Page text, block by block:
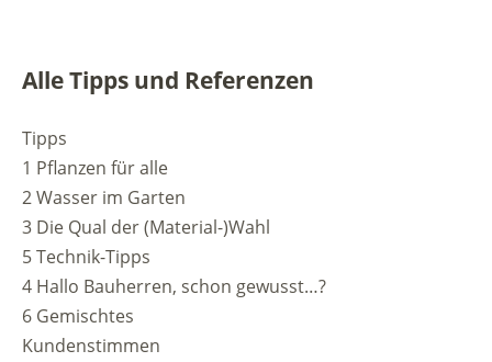
Alle Tipps und Referenzen
Tipps
1 Pflanzen für alle
2 Wasser im Garten
3 Die Qual der (Material-)Wahl
5 Technik-Tipps
4 Hallo Bauherren, schon gewusst…?
6 Gemischtes
Kundenstimmen